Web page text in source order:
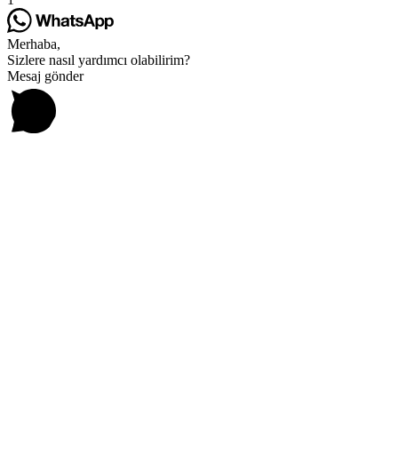
Merhaba,
Sizlere nasıl yardımcı olabilirim?
Mesaj gönder